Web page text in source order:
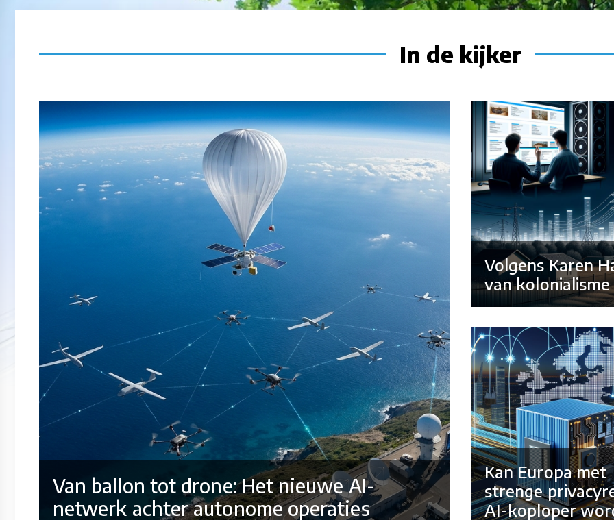
In de kijker
Van ballon tot drone: Het nieuwe AI-
netwerk achter autonome operaties
Volgens Karen
van kolonialisme
Kan Europa met
strenge
AI-koploper